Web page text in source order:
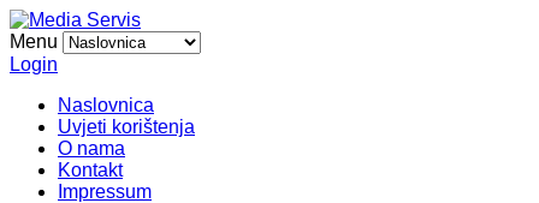
Menu
Login
Naslovnica
Uvjeti korištenja
O nama
Kontakt
Impressum